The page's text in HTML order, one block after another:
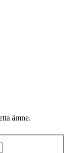
ämne.